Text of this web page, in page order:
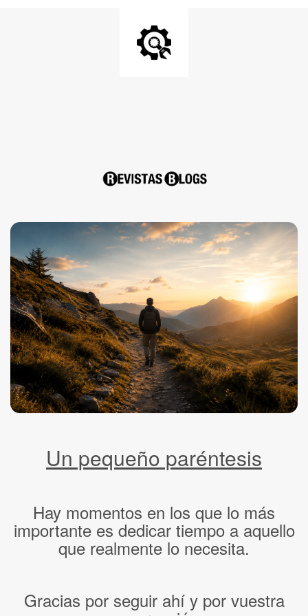
Un pequeño paréntesis
Hay momentos en los que lo más
importante es dedicar tiempo a aquello
que realmente lo necesita.
Gracias por seguir ahí y por vuestra